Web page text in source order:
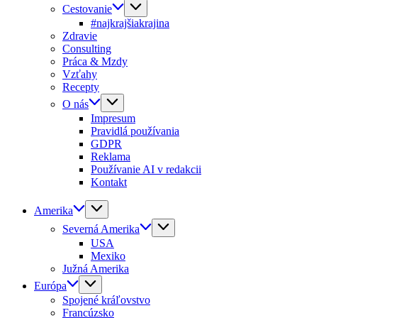
Cestovanie
#najkrajšiakrajina
Zdravie
Consulting
Práca & Mzdy
Vzťahy
Recepty
O nás
Impresum
Pravidlá používania
GDPR
Reklama
Používanie AI v redakcii
Kontakt
Amerika
Severná Amerika
USA
Mexiko
Južná Amerika
Európa
Spojené kráľovstvo
Francúzsko